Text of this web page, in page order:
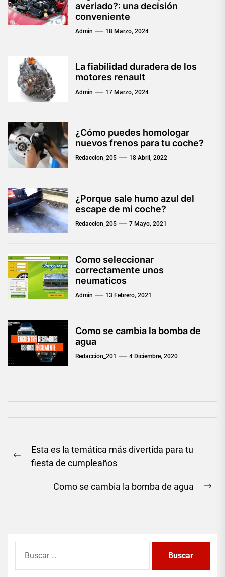
averiado?: una decisión
conveniente
Admin 18 Marzo, 2024
La fiabilidad duradera de los
motores renault
Admin 17 Marzo, 2024
¿Cómo puedes homologar
nuevos frenos para tu coche?
Redaccion_205 18 Abril, 2022
¿Porque sale humo azul del
escape de mi coche?
Redaccion_205 7 Mayo, 2021
Como seleccionar
correctamente unos
neumaticos
Admin 13 Febrero, 2021
Como se cambia la bomba de
agua
Redaccion_201 4 Diciembre, 2020
de
entradas
Previous
Esta es la temática más divertida para tu
fiesta de cumpleaños
Como se cambia la bomba de agua